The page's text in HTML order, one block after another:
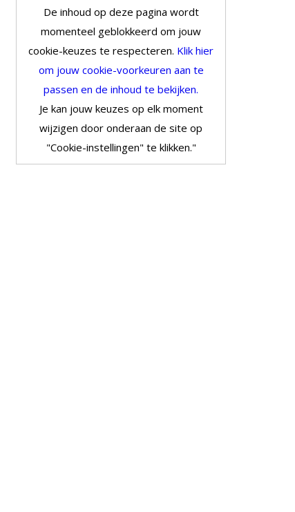
De inhoud op deze pagina wordt
momenteel geblokkeerd om jouw
cookie-keuzes te respecteren. Klik hier
om jouw cookie-voorkeuren aan te
passen en de inhoud te bekijken.
Je kan jouw keuzes op elk moment
wijzigen door onderaan de site op
"Cookie-instellingen" te klikken."